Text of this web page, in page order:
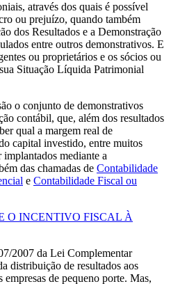
através dos quais é possível
ou prejuízo, quando também
dos Resultados e a Demonstração
entre outros demonstrativos. E
ou proprietários e os sócios ou
Situação Líquida Patrimonial
o conjunto de demonstrativos
contábil, que, além dos resultados
qual a margem real de
capital investido, entre muitos
mediante a
das chamadas de Contabilidade
e Contabilidade Fiscal ou
O INCENTIVO FISCAL À
2007 da Lei Complementar
distribuição de resultados aos
empresas de pequeno porte. Mas,